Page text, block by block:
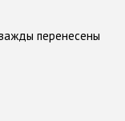
перенесены